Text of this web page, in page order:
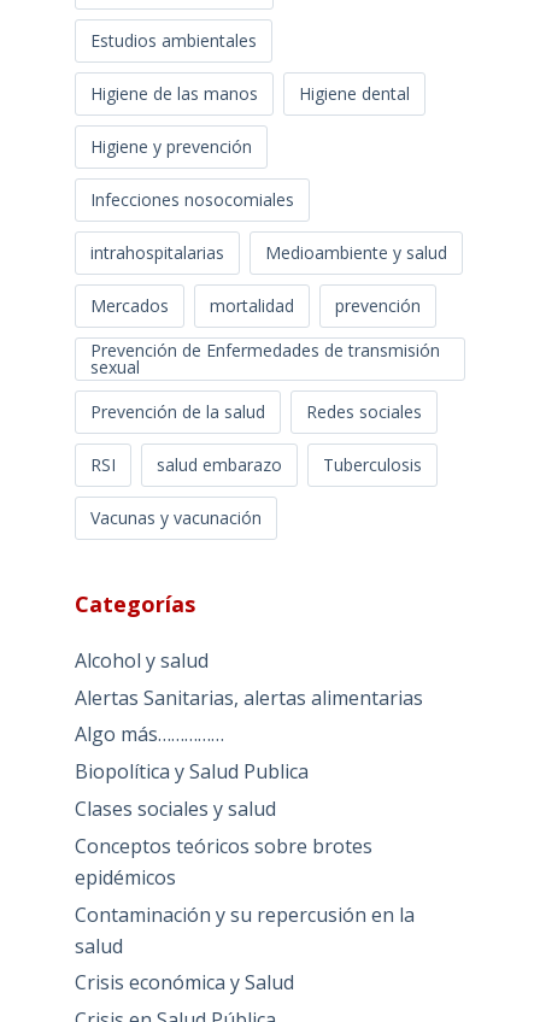
Estudios ambientales
Higiene de las manos Higiene dental
Higiene y prevención
Infecciones nosocomiales
intrahospitalarias Medioambiente y salud
Mercados mortalidad
prevención
Prevención de Enfermedades de transmisión
sexual
Prevención de la salud
Redes sociales
RSI salud embarazo Tuberculosis
Vacunas y vacunación
Categorías
Alcohol y salud
Alertas Sanitarias, alertas alimentarias
Algo más……………
Biopolítica y Salud Publica
Clases sociales y salud
Conceptos teóricos sobre brotes
epidémicos
Contaminación y su repercusión en la
salud
Crisis económica y Salud